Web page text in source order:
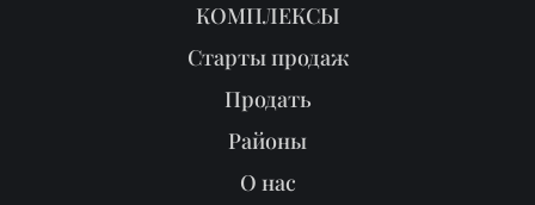
КОМПЛЕКСЫ
Старты продаж
Продать
Районы
О нас